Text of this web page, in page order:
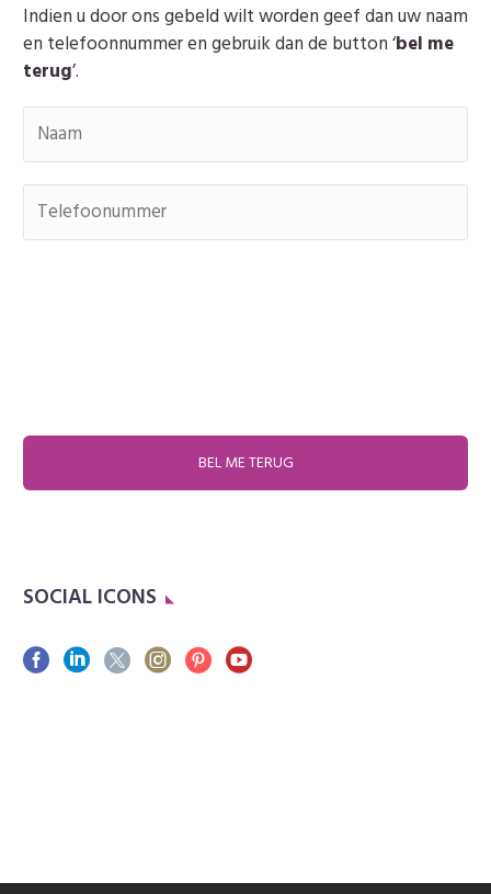
Indien u door ons gebeld wilt worden geef dan uw naam
en telefoonnummer en gebruik dan de button ‘bel me
terug’.
SOCIAL ICONS